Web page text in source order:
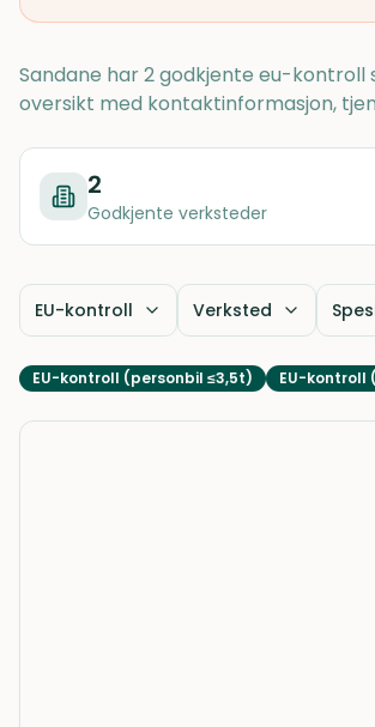
Sandane har 2 godkjente eu-
oversikt med kontaktinformasjon,
2
Godkjente verksteder
EU-kontroll Verksted
EU-kontroll (personbil ≤3,5t) EU-kontroll